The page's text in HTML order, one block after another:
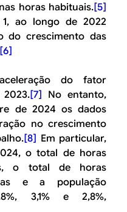
horas habituais.[5]
ao longo de 2022
do crescimento das
[6]
do fator
[7] No entanto,
de 2024 os dados
no crescimento
[8] Em particular,
o total de horas
o total de horas
e a população
3,1% e 2,8%,